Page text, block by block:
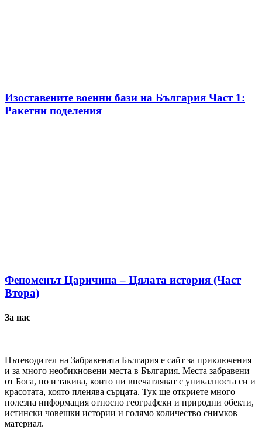
Изоставените военни бази на България Част 1:
Ракетни поделения
Феноменът Царичина – Цялата история (Част
Втора)
За нас
Пътеводител на Забравената България е сайт за приключения
и за много необикновени места в България. Места забравени
от Бога, но и такива, които ни впечатляват с уникалноста си и
красотата, която пленява сърцата. Тук ще откриете много
полезна информация относно географски и природни обекти,
истински човешки истории и голямо количество снимков
материал.